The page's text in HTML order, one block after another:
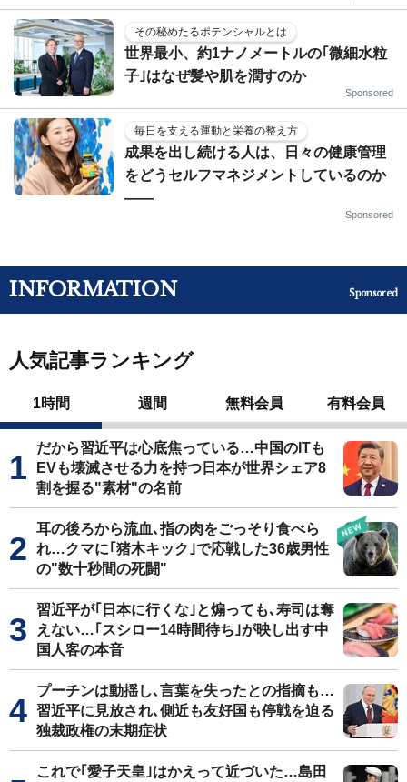
その秘めたるポテンシャルとは
世界最小、約1ナノメートルの｢微細水粒
子｣はなぜ髪や肌を潤すのか
Sponsored
毎日を支える運動と栄養の整え方
成果を出し続ける人は、日々の健康管理
をどうセルフマネジメントしているのか
——
Sponsored
INFORMATION Sponsored
人気記事ランキング
1時間 週間 無料会員 有料会員
だから習近平は心底焦っている…中国のITも
EVも壊滅させる力を持つ日本が世界シェア8
割を握る"素材"の名前
耳の後ろから流血､指の肉をごっそり食べら
れ…クマに｢猪木キック｣で応戦した36歳男性
の"数十秒間の死闘"
習近平が｢日本に行くな｣と煽っても､寿司は奪
えない…｢スシロー14時間待ち｣が映し出す中
国人客の本音
プーチンは動揺し､言葉を失ったとの指摘も…
習近平に見放され､側近も友好国も停戦を迫る
独裁政権の末期症状
これで｢愛子天皇｣はかえって近づいた…島田